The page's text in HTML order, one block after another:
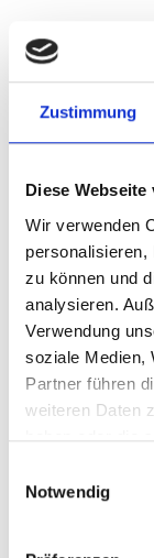
Zustimmung
Diese
Wir verwenden
personalisieren,
zu können und
analysieren.
Verwendung
soziale Medien,
Partner führen
weiteren Daten
haben oder die
Notwendig
Tourismus
Klimaschutz
Karneval